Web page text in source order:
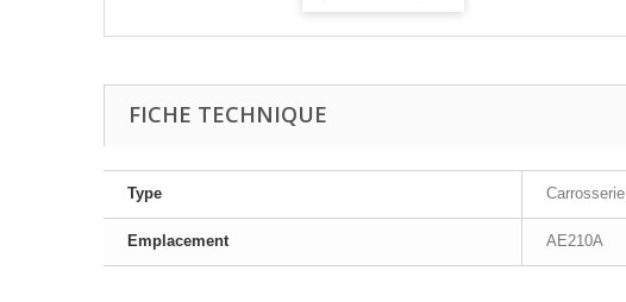
FICHE TECHNIQUE
Type Carrosserie
Emplacement AE210A